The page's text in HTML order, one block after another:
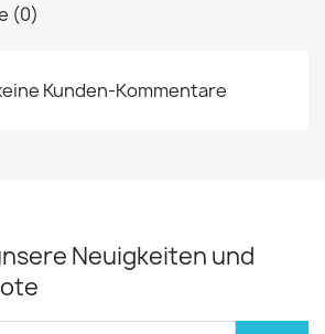
(0)
Kunden-Kommentare
Neuigkeiten und